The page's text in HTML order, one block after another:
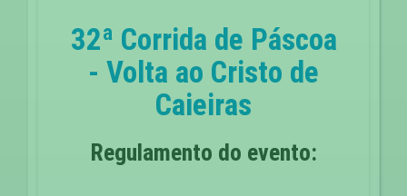
32ª Corrida de Páscoa
- Volta ao Cristo de
Caieiras
Regulamento do evento: